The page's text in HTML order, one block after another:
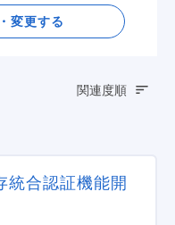
検索
変更する
関連度順
統合認証機能開